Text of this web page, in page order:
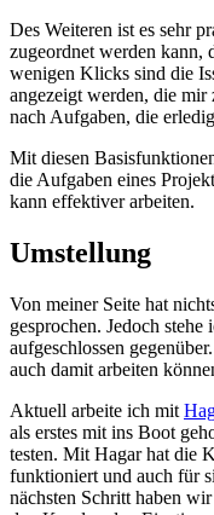
Des Weiteren ist es sehr
zugeordnet werden kann,
wenigen Klicks sind die
angezeigt werden, die mir
nach Aufgaben, die
Mit diesen
die Aufgaben eines
kann effektiver arbeiten.
Umstellung
Von meiner Seite hat
gesprochen. Jedoch
aufgeschlossen
auch damit arbeiten
Aktuell arbeite ich mit
als erstes mit ins Boot
testen. Mit Hagar hat die
funktioniert und auch für
nächsten Schritt haben